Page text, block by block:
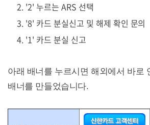
'2' 누르는 ARS 선택
'8' 카드 분실신고 및 해제 확인 문의
'1' 카드 분실 신고
아래 배너를 누르시면 해외에서 바로
배너를 만들었습니다.